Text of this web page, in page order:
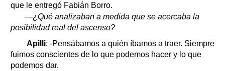
que le entregó Fabián Borro.
—¿Qué analizaban a medida que se acercaba la
posibilidad real del ascenso?
Apilli: -Pensábamos a quién íbamos a traer. Siempre
fuimos conscientes de lo que podemos hacer y lo que
podemos dar.